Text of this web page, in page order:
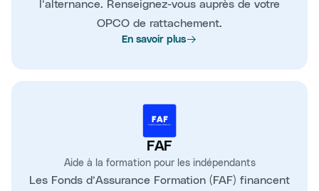
l’alternance. Renseignez-vous auprès de votre
OPCO de rattachement.
En savoir plus
FAF
Aide à la formation pour les indépendants
Les Fonds d’Assurance Formation (FAF) financent